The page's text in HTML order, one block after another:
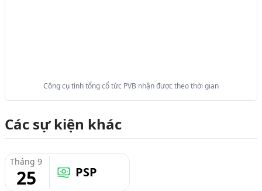
Công cụ tính tổng cổ tức PVB nhận được theo thời gian
Các sự kiện khác
Tháng 9
25 PSP